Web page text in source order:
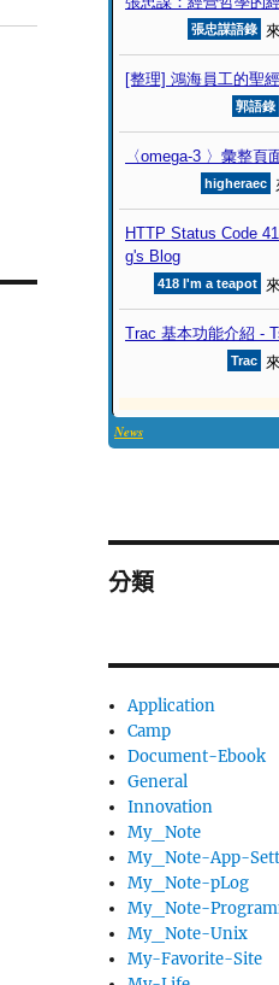
分類
Application
Camp
Document-Ebook
General
Innovation
My_Note
My_Note-App-
My_Note-pLog
My_Note-
My_Note-Unix
My-Favorite-Site